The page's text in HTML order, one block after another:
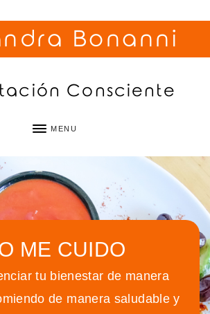
Bonanni
Consciente
MENU
ME CUIDO
tu bienestar de manera
de manera saludable y